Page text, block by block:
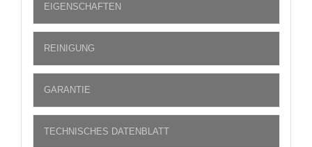
EIGENSCHAFTEN
REINIGUNG
GARANTIE
TECHNISCHES DATENBLATT